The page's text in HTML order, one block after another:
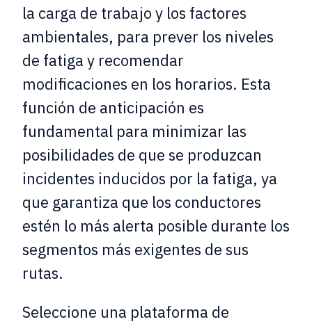
la carga de trabajo y los factores
ambientales, para prever los niveles
de fatiga y recomendar
modificaciones en los horarios. Esta
función de anticipación es
fundamental para minimizar las
posibilidades de que se produzcan
incidentes inducidos por la fatiga, ya
que garantiza que los conductores
estén lo más alerta posible durante los
segmentos más exigentes de sus
rutas.
Seleccione una plataforma de